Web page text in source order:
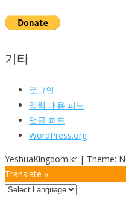
기타
로그인
입력 내용 피드
댓글 피드
WordPress.org
YeshuaKingdom.kr | Theme:
Translate »